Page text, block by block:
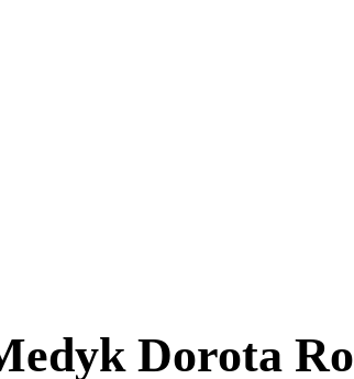
Dorota